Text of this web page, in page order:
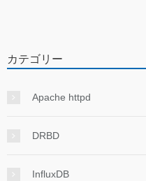
カテゴリー
Apache httpd
DRBD
InfluxDB